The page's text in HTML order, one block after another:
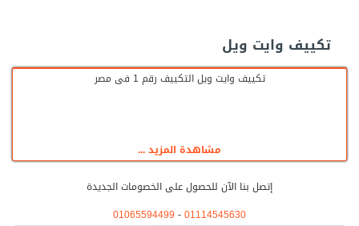
تكييف وايت ويل
تكييف وايت ويل التكييف رقم 1 فى مصر
مشاهدة المزيد ...
إتصل بنا الآن للحصول على الخصومات الجديدة
01114545630
-
01065594499